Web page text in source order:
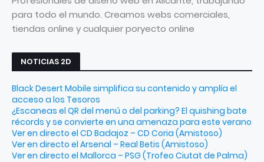
para todo el mundo. Creamos webs comerciales,
tiendas online y cualquier poryecto online
NOTICIAS 2D
Black Desert Mobile simplifica su contenido y amplía el
acceso a los Tesoros
¿Escaneas el QR del menú o del parking? El quishing bate
récords y se convierte en una amenaza para este verano
Ver en directo el CD Badajoz – CD Coria (Amistoso)
Ver en directo el Arsenal – Real Betis (Amistoso)
Ver en directo el Mallorca – PSG (Trofeo Ciutat de Palma)